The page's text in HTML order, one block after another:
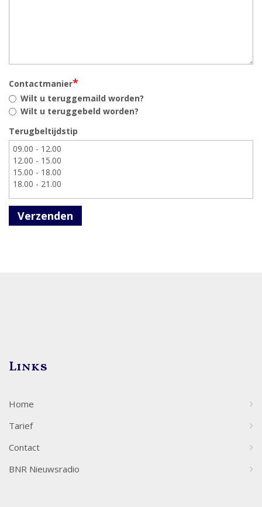
Contactmanier*
Wilt u teruggemaild worden?
Wilt u teruggebeld worden?
Terugbeltijdstip
Verzenden
Links
Home
Tarief
Contact
BNR Nieuwsradio